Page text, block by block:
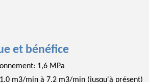
et bénéfice
1,6 MPa
m3/min à 7,2 m3/min (jusqu'à présent)